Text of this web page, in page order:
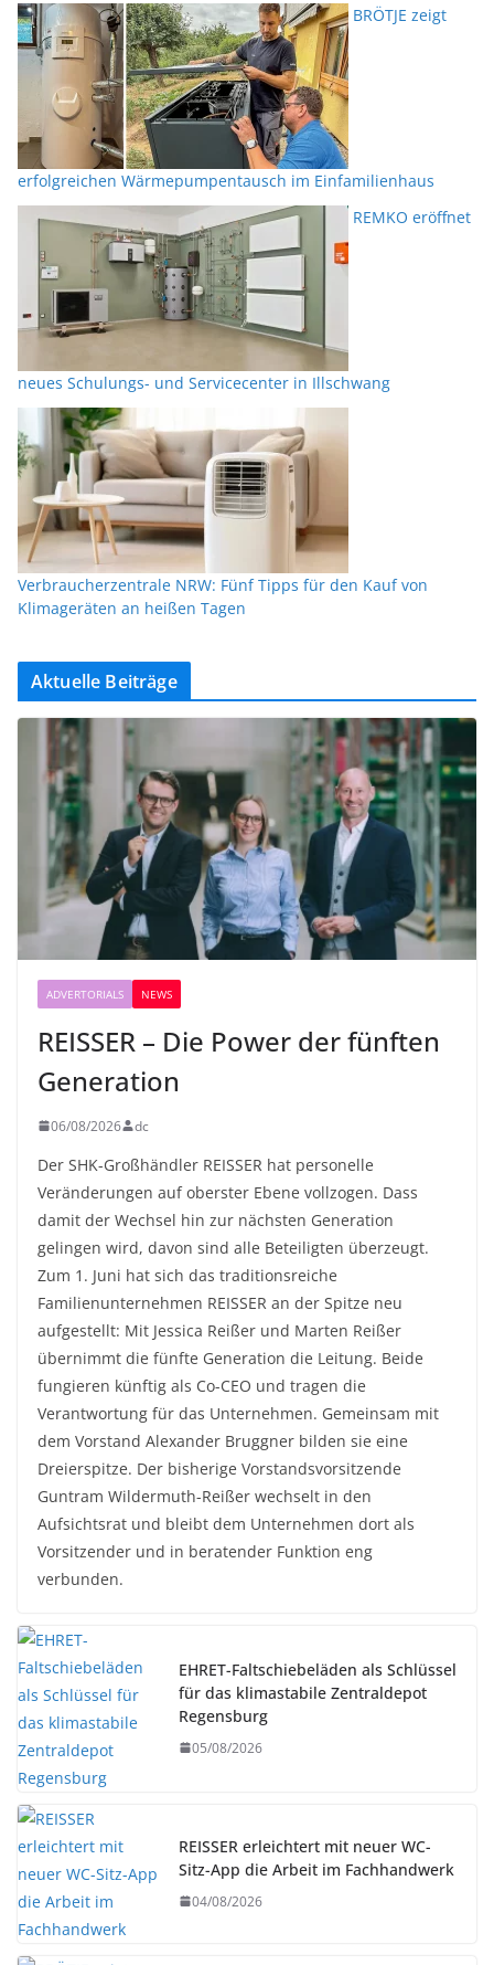
BRÖTJE zeigt
erfolgreichen Wärmepumpentausch im Einfamilienhaus
REMKO eröffnet
neues Schulungs- und Servicecenter in Illschwang
Verbraucherzentrale NRW: Fünf Tipps für den Kauf von
Klimageräten an heißen Tagen
Aktuelle Beiträge
ADVERTORIALS NEWS
REISSER – Die Power der fünften
Generation
06/08/2026 dc
Der SHK-Großhändler REISSER hat personelle
Veränderungen auf oberster Ebene vollzogen. Dass
damit der Wechsel hin zur nächsten Generation
gelingen wird, davon sind alle Beteiligten überzeugt.
Zum 1. Juni hat sich das traditionsreiche
Familienunternehmen REISSER an der Spitze neu
aufgestellt: Mit Jessica Reißer und Marten Reißer
übernimmt die fünfte Generation die Leitung. Beide
fungieren künftig als Co-CEO und tragen die
Verantwortung für das Unternehmen. Gemeinsam mit
dem Vorstand Alexander Bruggner bilden sie eine
Dreierspitze. Der bisherige Vorstandsvorsitzende
Guntram Wildermuth-Reißer wechselt in den
Aufsichtsrat und bleibt dem Unternehmen dort als
Vorsitzender und in beratender Funktion eng
verbunden.
EHRET-Faltschiebeläden als Schlüssel
für das klimastabile Zentraldepot
Regensburg
05/08/2026
REISSER erleichtert mit neuer WC-
Sitz-App die Arbeit im Fachhandwerk
04/08/2026